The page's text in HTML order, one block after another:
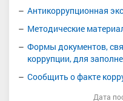
Антикоррупционная
Методические
Формы документов,
коррупции, для
Сообщить о факте
Дата